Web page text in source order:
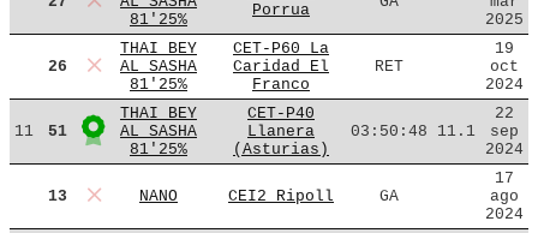
81'25%
Porrua
2025
26
THAI BEY
AL SASHA
81'25%
CET-P60 La
Caridad El
Franco
RET
19
oct
2024
11 51
THAI BEY
AL SASHA
81'25%
CET-P40
Llanera
(Asturias)
03:50:48 11.1
22
sep
2024
13 NANO CEI2 Ripoll GA
17
ago
2024